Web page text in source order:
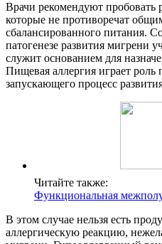
Врачи рекомендуют пробовать
которые не противоречат
сбалансированного питания.
патогенезе развития мигрени
служит основанием для
Пищевая аллергия играет роль
запускающего процесс
Читайте также:
Функциональная
В этом случае нельзя есть
аллергическую реакцию,